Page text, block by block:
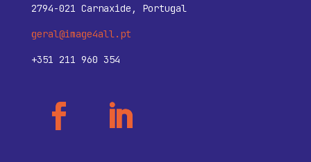
2794-021 Carnaxide, Portugal
geral@image4all.pt
+351 211 960 354